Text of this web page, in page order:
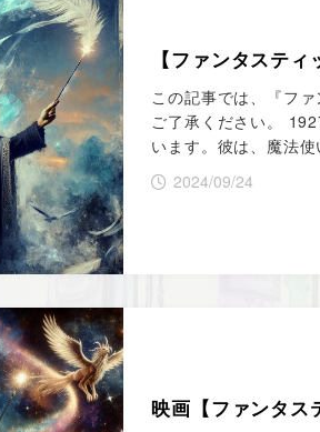
【ファンタステ
この記事では、『フ
ご了承ください。
います。彼は、魔法
2024/09/24
映画【ファンタス